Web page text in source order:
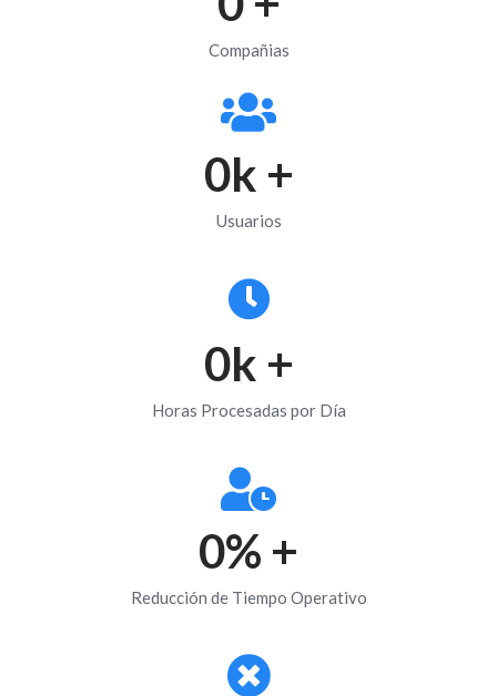
Compañias
0k +
Usuarios
0k +
Horas Procesadas por Día
0% +
Reducción de Tiempo Operativo